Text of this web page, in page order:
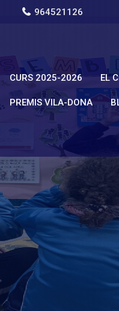
964521126
CURS 2025-2026 EL
PREMIS VILA-DONA